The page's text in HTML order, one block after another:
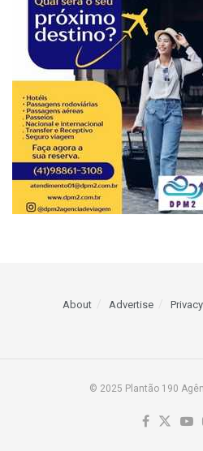
About Advertise
© 2025 Plantão 190